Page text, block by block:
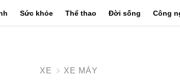
Sức khỏe Thể thao Đời sống Công
XE XE MÁY